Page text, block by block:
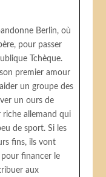
Berlin, où
pour passer
Tchèque.
premier amour
un groupe des
un ours de
riche allemand qui
de sport. Si les
fins, ils vont
financer le
aux